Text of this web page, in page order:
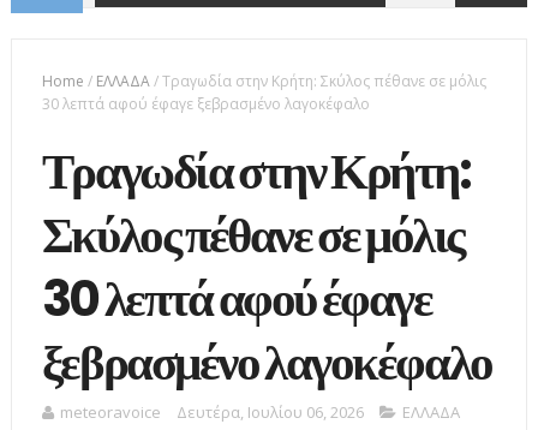
Home / ΕΛΛΑΔΑ/Τραγωδία στην Κρήτη: Σκύλος πέθανε σε μόλις
30 λεπτά αφού έφαγε ξεβρασμένο λαγοκέφαλο
Τραγωδία στην Κρήτη:
Σκύλος πέθανε σε μόλις
30 λεπτά αφού έφαγε
ξεβρασμένο λαγοκέφαλο
meteoravoice Δευτέρα, Ιουλίου 06, 2026 ΕΛΛΑΔΑ